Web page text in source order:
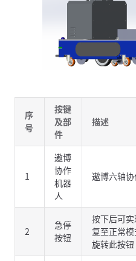
序
号
按键
及部
件
描述
1
遨博
协作
机器
人
遨博六轴
2
急停
按钮
按下后可
复至正常
旋转此按钮